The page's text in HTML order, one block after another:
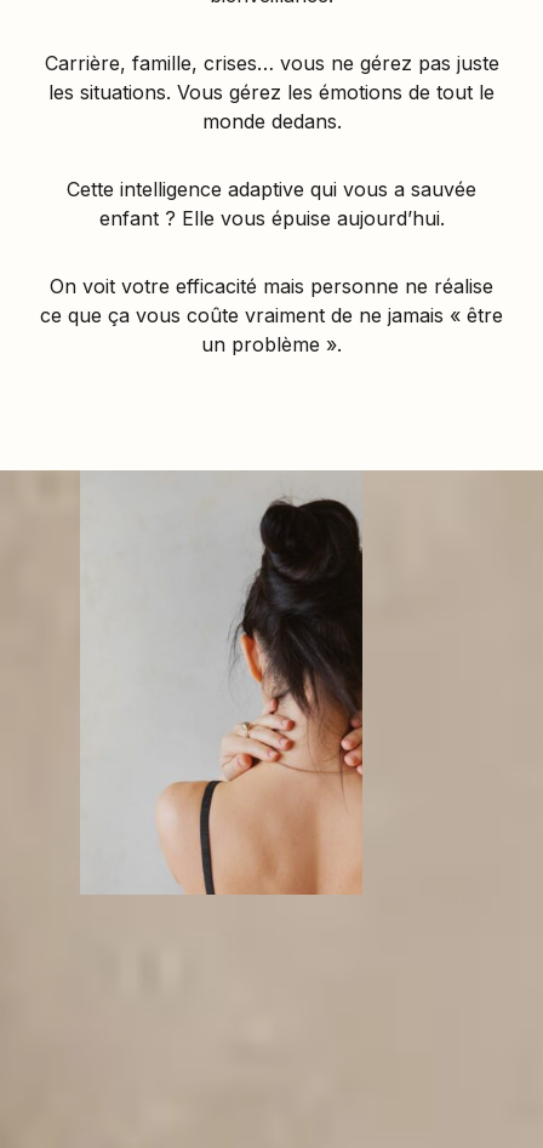
Carrière, famille, crises… vous ne gérez pas juste
les situations. Vous gérez les émotions de tout le
monde dedans.
Cette intelligence adaptive qui vous a sauvée
enfant ? Elle vous épuise aujourd’hui.
On voit votre efficacité mais personne ne réalise
ce que ça vous coûte vraiment de ne jamais « être
un problème ».